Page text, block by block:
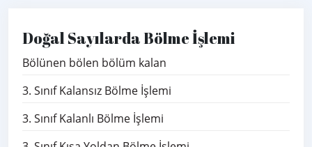
Doğal Sayılarda Bölme İşlemi
Bölünen bölen bölüm kalan
3. Sınıf Kalansız Bölme İşlemi
3. Sınıf Kalanlı Bölme İşlemi